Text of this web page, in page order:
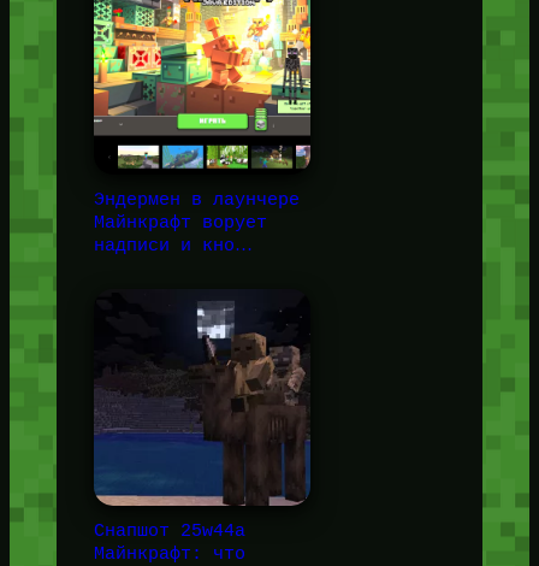
Эндермен в лаунчере
Майнкрафт ворует
надписи и кно…
Снапшот 25w44a
Майнкрафт: что